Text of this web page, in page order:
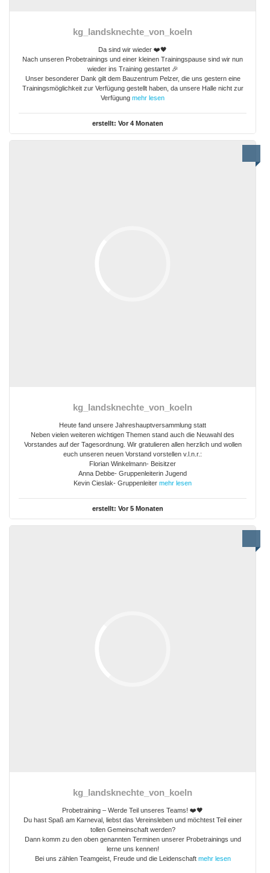
kg_landsknechte_von_koeln
Da sind wir wieder ❤️🖤
Nach unseren Probetrainings und einer kleinen Trainingspause sind wir nun
wieder ins Training gestartet 🎉
Unser besonderer Dank gilt dem Bauzentrum Pelzer, die uns gestern eine
Trainingsmöglichkeit zur Verfügung gestellt haben, da unsere Halle nicht zur
Verfügung mehr lesen
erstellt: Vor 4 Monaten
kg_landsknechte_von_koeln
Heute fand unsere Jahreshauptversammlung statt
Neben vielen weiteren wichtigen Themen stand auch die Neuwahl des
Vorstandes auf der Tagesordnung. Wir gratulieren allen herzlich und wollen
euch unseren neuen Vorstand vorstellen v.l.n.r.:
Florian Winkelmann- Beisitzer
Anna Debbe- Gruppenleiterin Jugend
Kevin Cieslak- Gruppenleiter mehr lesen
erstellt: Vor 5 Monaten
kg_landsknechte_von_koeln
Probetraining – Werde Teil unseres Teams! ❤️🖤
Du hast Spaß am Karneval, liebst das Vereinsleben und möchtest Teil einer
tollen Gemeinschaft werden?
Dann komm zu den oben genannten Terminen unserer Probetrainings und
lerne uns kennen!
Bei uns zählen Teamgeist, Freude und die Leidenschaft mehr lesen